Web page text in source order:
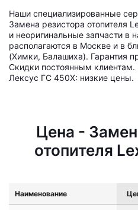
Наши специализированные
Замена резистора отопителя
и неоригинальные запчасти в
располагаются в Москве и в
(Химки, Балашиха). Гарантия
Скидки постоянным клиентам.
Лексус ГС 450Х: низкие цены.
Цена -
отопителя
Наименование